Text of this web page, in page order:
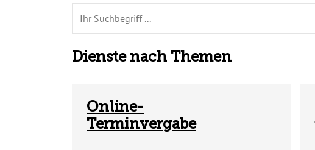
Dienste nach Themen
Online-
Terminvergabe